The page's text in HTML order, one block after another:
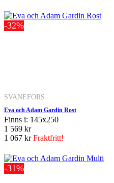
-32%
SVANEFORS
Eva och Adam Gardin Rost
Finns i: 145x250
1 569 kr
1 067 krFraktfritt!
-31%